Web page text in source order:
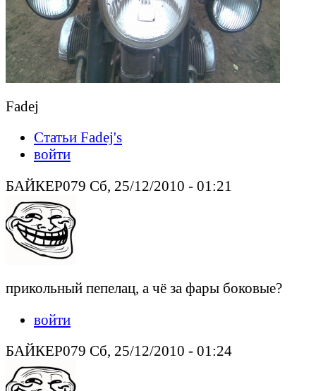
Fadej
Статьи Fadej's
войти
БАЙКЕР079 Сб, 25/12/2010 - 01:21
прикольный пепелац, а чё за фары боковые?
войти
БАЙКЕР079 Сб, 25/12/2010 - 01:24